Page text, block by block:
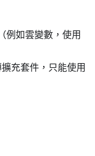
例如雲變數，使用
充套件，只能使用